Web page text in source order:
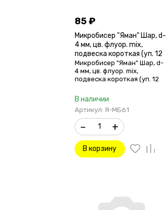
85₽
Микробисер "Яман" Шар, d-
4 мм, цв. флуор. mix,
подвеска короткая (уп. 12
шт.)
Микробисер "Яман" Шар, d-
4 мм, цв. флуор. mix,
подвеска короткая (уп. 12
В наличии
Артикул: Я-МБ61
– +
В корзину